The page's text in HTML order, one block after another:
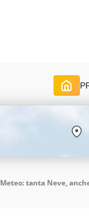
Meteo: tanta Neve,